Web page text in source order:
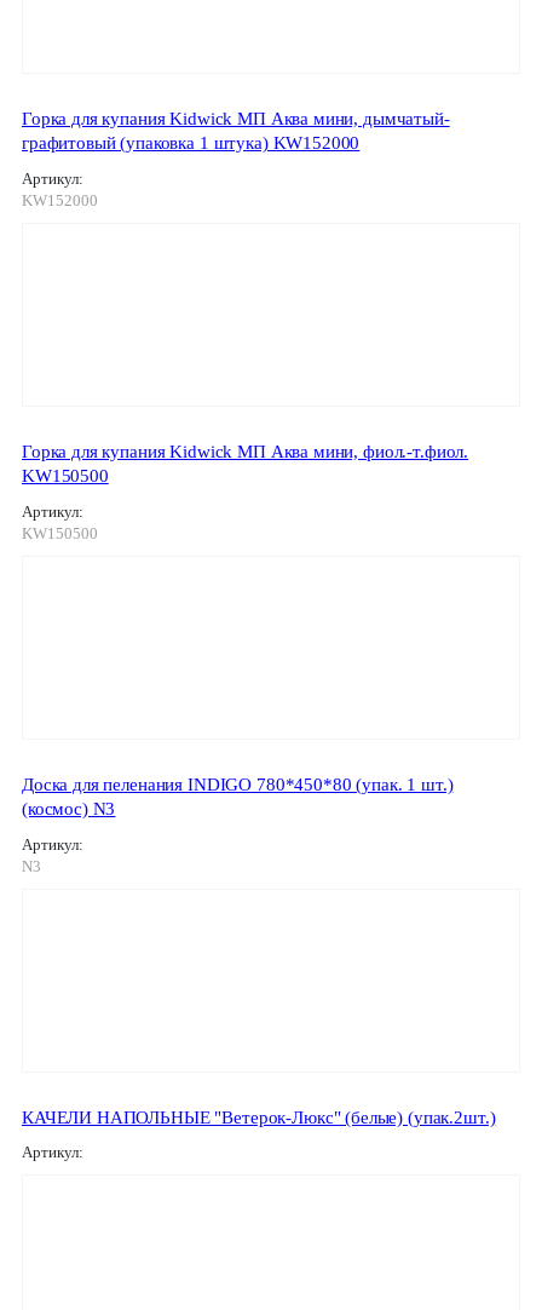
Горка для купания Kidwick МП Аква мини, дымчатый-
графитовый (упаковка 1 штука) KW152000
Артикул:
KW152000
Горка для купания Kidwick МП Аква мини, фиол.-т.фиол.
KW150500
Артикул:
KW150500
Доска для пеленания INDIGO 780*450*80 (упак. 1 шт.)
(космос) N3
Артикул:
N3
КАЧЕЛИ НАПОЛЬНЫЕ "Ветерок-Люкс" (белые) (упак.2шт.)
Артикул: